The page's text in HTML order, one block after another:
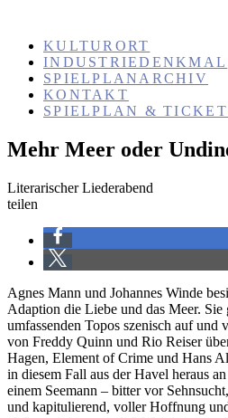
KULTURORT
INDUSTRIEDENKMAL
SPIELPLANARCHIV
KONTAKT
SPIELPLAN &
Mehr Meer oder
Literarischer Liederabend
teilen
Agnes Mann und Johannes Winde
Adaption die Liebe und das Meer.
umfassenden Topos szenisch auf und
von Freddy Quinn und Rio Reiser
Hagen, Element of Crime und Hans
in diesem Fall aus der Havel heraus
einem Seemann – bitter vor
und kapitulierend, voller Hoffnung